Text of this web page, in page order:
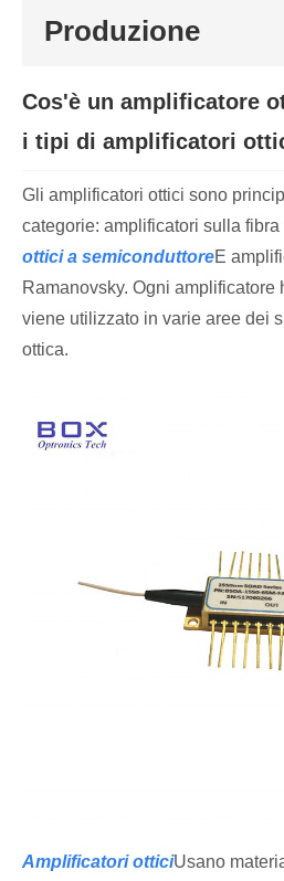
Produzione
Cos'è un amplificatore
i tipi di amplificatori
Gli amplificatori ottici sono
categorie: amplificatori sulla fibra
ottici a semiconduttoreE
Ramanovsky. Ogni amplificatore
viene utilizzato in varie aree dei
ottica.
Amplificatori otticiUsano